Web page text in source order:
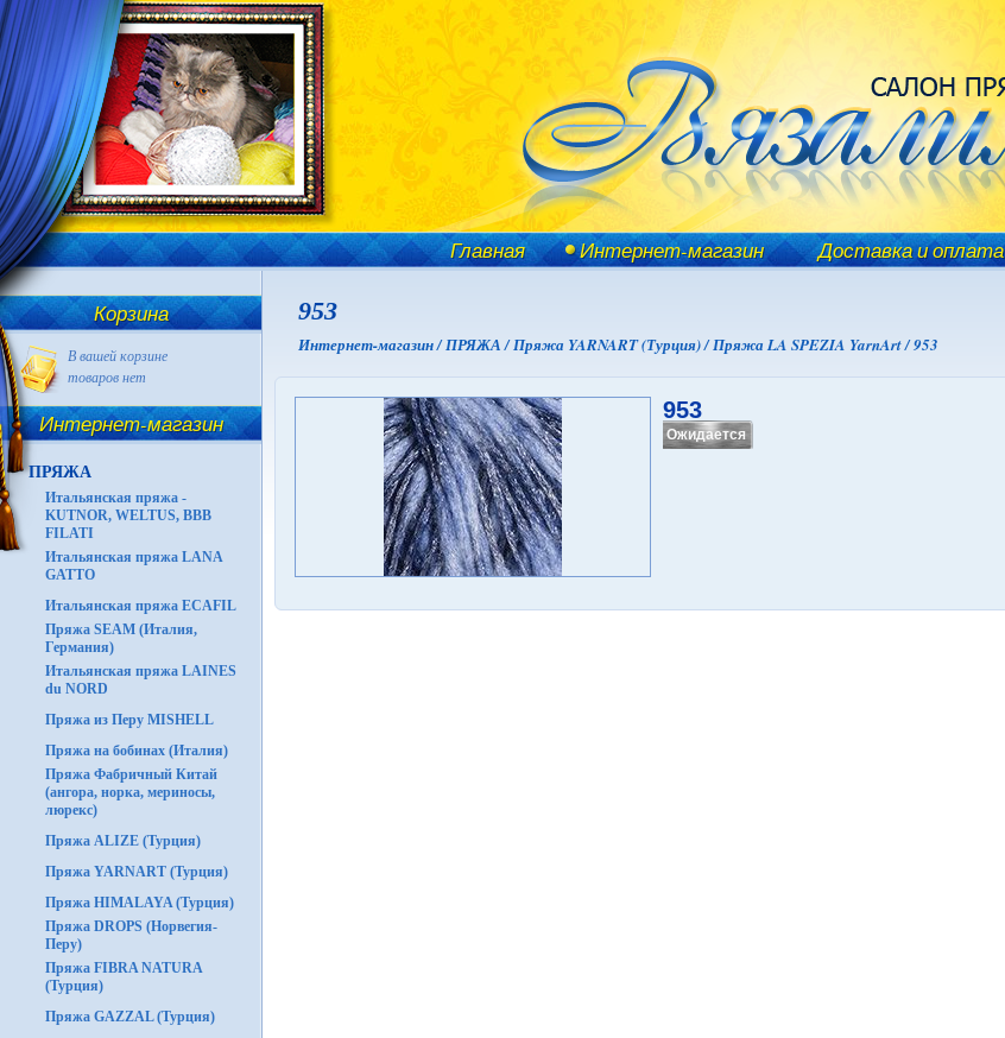
Главная Интернет-магазин Доставка и оплата
Корзина
В вашей корзине
товаров нет
Интернет-магазин
ПРЯЖА
Итальянская пряжа -
KUTNOR, WELTUS, BBB
FILATI
Итальянская пряжа LANA
GATTO
Итальянская пряжа ECAFIL
Пряжа SEAM (Италия,
Германия)
Итальянская пряжа LAINES
du NORD
Пряжа из Перу MISHELL
Пряжа на бобинах (Италия)
Пряжа Фабричный Китай
(ангора, норка, мериносы,
люрекс)
Пряжа ALIZE (Турция)
Пряжа YARNART (Турция)
Пряжа HIMALAYA (Турция)
Пряжа DROPS (Норвегия-
Перу)
Пряжа FIBRA NATURA
(Турция)
Пряжа GAZZAL (Турция)
953
Интернет-магазин /ПРЯЖА /Пряжа YARNART (Турция) /Пряжа LA SPEZIA YarnArt /953
953
Ожидается